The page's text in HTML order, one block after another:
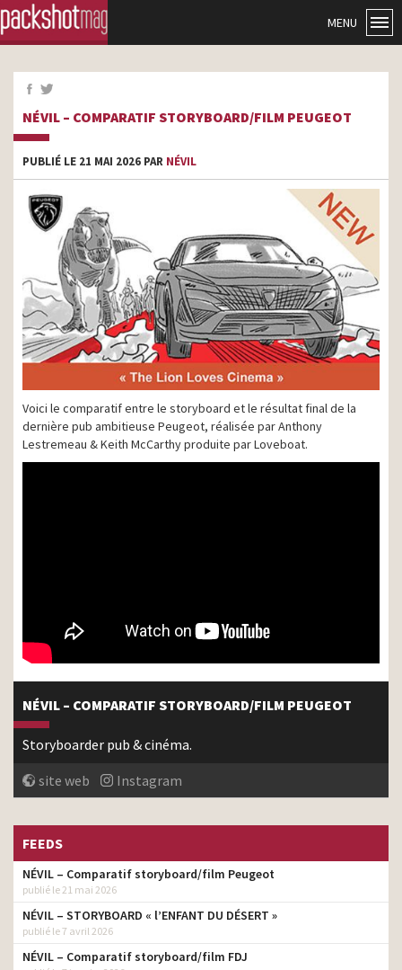
MENU
NÉVIL – COMPARATIF STORYBOARD/FILM PEUGEOT
PUBLIÉ LE 21 MAI 2026 PAR NÉVIL
Voici le comparatif entre le storyboard et le résultat final de la
dernière pub ambitieuse Peugeot, réalisée par Anthony
Lestremeau & Keith McCarthy produite par Loveboat.
NÉVIL – COMPARATIF STORYBOARD/FILM PEUGEOT
Storyboarder pub & cinéma.
site web
Instagram
FEEDS
NÉVIL – Comparatif storyboard/film Peugeot
publié le 21 mai 2026
NÉVIL – STORYBOARD « l’ENFANT DU DÉSERT »
publié le 7 avril 2026
NÉVIL – Comparatif storyboard/film FDJ